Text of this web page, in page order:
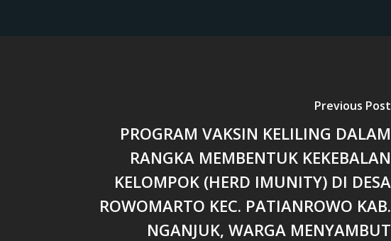
Previous Post
PROGRAM VAKSIN KELILING DALAM
RANGKA MEMBENTUK KEKEBALAN
KELOMPOK (HERD IMUNITY) DI DESA
ROWOMARTO KEC. PATIANROWO KAB.
NGANJUK, WARGA MENYAMBUT